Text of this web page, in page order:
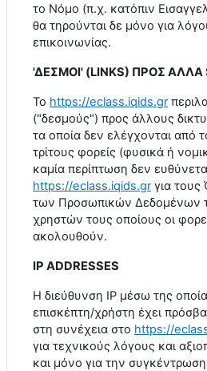
το Νόμο (π.χ. κατόπιν
θα τηρούνται δε μόνο για
επικοινωνίας.
'ΔΕΣΜΟΙ' (LINKS) ΠΡΟΣ ΑΛΛΑ
Το https://eclass.iqids.gr
("δεσμούς") προς άλλους
τα οποία δεν ελέγχονται από
τρίτους φορείς (φυσικά ή
καμία περίπτωση δεν
https://eclass.iqids.grγια τους
των Προσωπικών Δεδομένων
χρηστών τους οποίους οι
ακολουθούν.
IP ADDRESSES
H διεύθυνση IP μέσω της
επισκέπτη/χρήστη έχει
στη συνέχεια στο https://
για τεχνικούς λόγους και
και μόνο για την συγκέντρωση